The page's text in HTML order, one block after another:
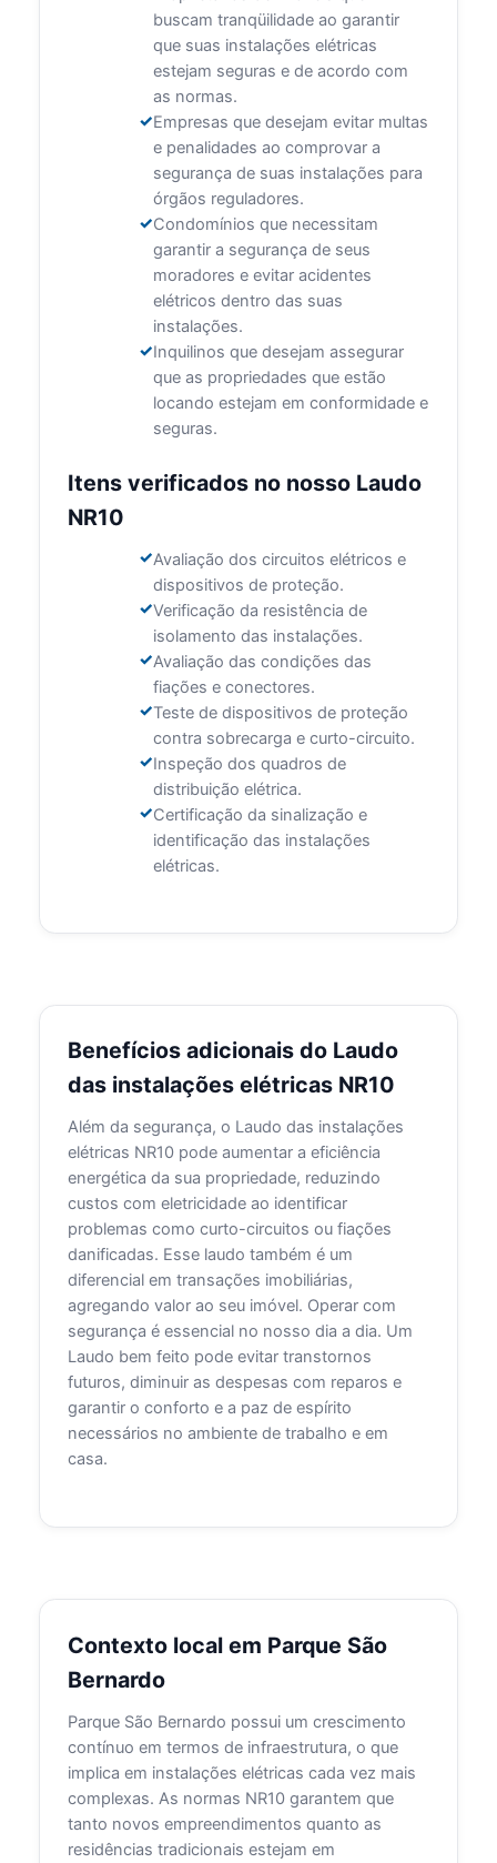
buscam tranqüilidade ao garantir
que suas instalações elétricas
estejam seguras e de acordo com
as normas.
Empresas que desejam evitar multas
e penalidades ao comprovar a
segurança de suas instalações para
órgãos reguladores.
Condomínios que necessitam
garantir a segurança de seus
moradores e evitar acidentes
elétricos dentro das suas
instalações.
Inquilinos que desejam assegurar
que as propriedades que estão
locando estejam em conformidade e
seguras.
Itens verificados no nosso Laudo
NR10
Avaliação dos circuitos elétricos e
dispositivos de proteção.
Verificação da resistência de
isolamento das instalações.
Avaliação das condições das
fiações e conectores.
Teste de dispositivos de proteção
contra sobrecarga e curto-circuito.
Inspeção dos quadros de
distribuição elétrica.
Certificação da sinalização e
identificação das instalações
elétricas.
Benefícios adicionais do Laudo
das instalações elétricas NR10
Além da segurança, o Laudo das instalações
elétricas NR10 pode aumentar a eficiência
energética da sua propriedade, reduzindo
custos com eletricidade ao identificar
problemas como curto-circuitos ou fiações
danificadas. Esse laudo também é um
diferencial em transações imobiliárias,
agregando valor ao seu imóvel. Operar com
segurança é essencial no nosso dia a dia. Um
Laudo bem feito pode evitar transtornos
futuros, diminuir as despesas com reparos e
garantir o conforto e a paz de espírito
necessários no ambiente de trabalho e em
casa.
Contexto local em Parque São
Bernardo
Parque São Bernardo possui um crescimento
contínuo em termos de infraestrutura, o que
implica em instalações elétricas cada vez mais
complexas. As normas NR10 garantem que
tanto novos empreendimentos quanto as
residências tradicionais estejam em